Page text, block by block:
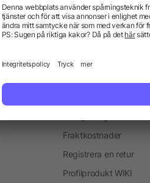
USB-minnen Nyckelringar
Fraktkostnader
Registrera en retur
Profilprodukt WIKI